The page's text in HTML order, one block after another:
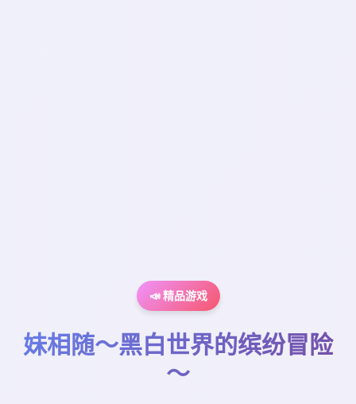
📣 精品游戏
妹相随～黑白世界的缤纷冒险
～